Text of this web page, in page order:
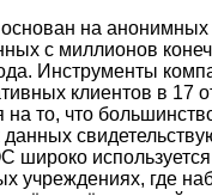
на анонимных
с миллионов
Инструменты
клиентов в 17
на то, что
данных
широко
учреждениях, где